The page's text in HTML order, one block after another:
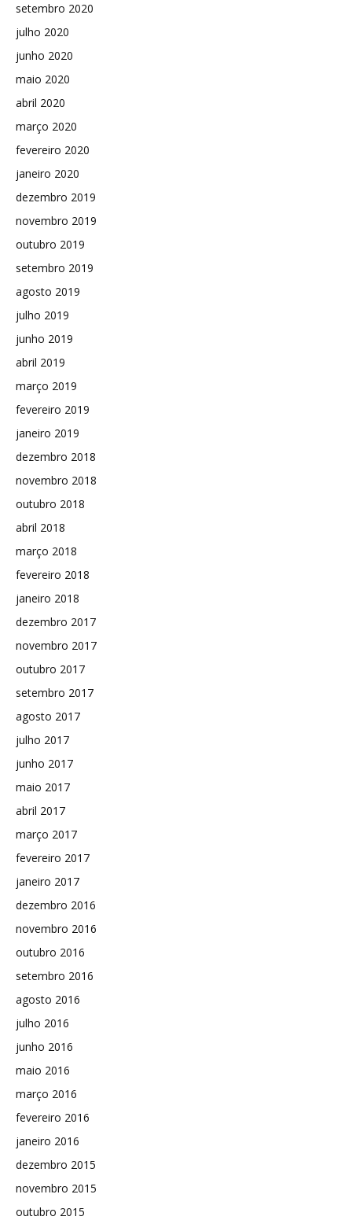
setembro 2020
julho 2020
junho 2020
maio 2020
abril 2020
março 2020
fevereiro 2020
janeiro 2020
dezembro 2019
novembro 2019
outubro 2019
setembro 2019
agosto 2019
julho 2019
junho 2019
abril 2019
março 2019
fevereiro 2019
janeiro 2019
dezembro 2018
novembro 2018
outubro 2018
abril 2018
março 2018
fevereiro 2018
janeiro 2018
dezembro 2017
novembro 2017
outubro 2017
setembro 2017
agosto 2017
julho 2017
junho 2017
maio 2017
abril 2017
março 2017
fevereiro 2017
janeiro 2017
dezembro 2016
novembro 2016
outubro 2016
setembro 2016
agosto 2016
julho 2016
junho 2016
maio 2016
março 2016
fevereiro 2016
janeiro 2016
dezembro 2015
novembro 2015
outubro 2015